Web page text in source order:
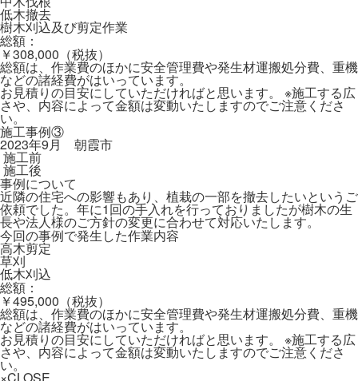
低木撤去
樹木刈込及び剪定作業
総額：
￥308,000（税抜）
総額は、作業費のほかに安全管理費や発生材運搬処分費、重機
などの諸経費がはいっています。
お見積りの目安にしていただければと思います。 ※施工する広
さや、内容によって金額は変動いたしますのでご注意くださ
い。
施工事例③
2023年9月 朝霞市
施工前
施工後
事例について
近隣の住宅への影響もあり、植栽の一部を撤去したいというご
依頼でした。年に1回の手入れを行っておりましたが樹木の生
長や法人様のご方針の変更に合わせて対応いたします。
今回の事例で発生した作業内容
高木剪定
草刈
低木刈込
総額：
￥495,000（税抜）
総額は、作業費のほかに安全管理費や発生材運搬処分費、重機
などの諸経費がはいっています。
お見積りの目安にしていただければと思います。 ※施工する広
さや、内容によって金額は変動いたしますのでご注意くださ
い。